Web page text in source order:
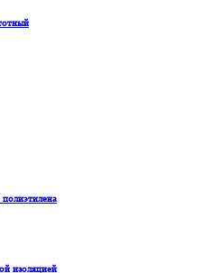
изоляцией